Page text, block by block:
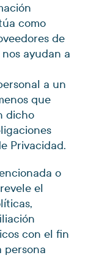
como
de
ayudan a
a un
que
dicho
Privacidad.
o
el
con el fin
persona